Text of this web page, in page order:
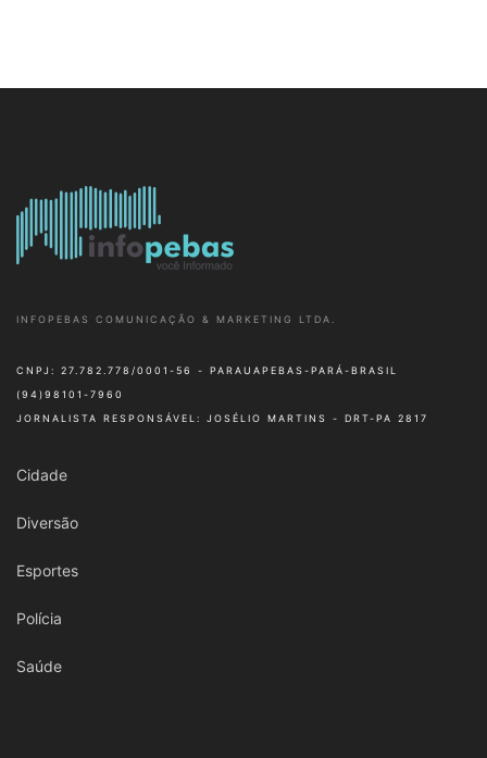
INFOPEBAS COMUNICAÇÃO & MARKETING LTDA.
CNPJ: 27.782.778/0001-56 - PARAUAPEBAS-PARÁ-BRASIL
(94)98101-7960
JORNALISTA RESPONSÁVEL: JOSÉLIO MARTINS - DRT-PA 2817
Cidade
Diversão
Esportes
Polícia
Saúde